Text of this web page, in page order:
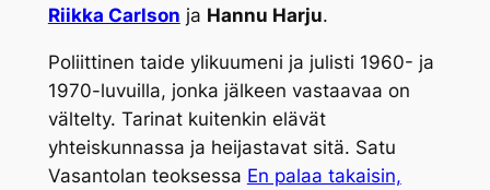
Riikka Carlson ja Hannu Harju.
Poliittinen taide ylikuumeni ja julisti 1960- ja
1970-luvuilla, jonka jälkeen vastaavaa on
vältelty. Tarinat kuitenkin elävät
yhteiskunnassa ja heijastavat sitä. Satu
Vasantolan teoksessa En palaa takaisin,